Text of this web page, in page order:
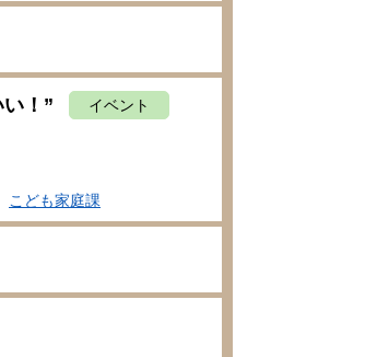
！”
イベント
こども家庭課